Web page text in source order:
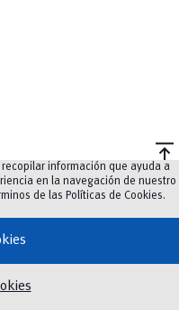
vertical_align_top
información que ayuda a
en la navegación de nuestro
de las Políticas de Cookies.